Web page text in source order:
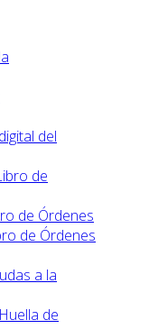
del
de
de Órdenes
de Órdenes
a la
de